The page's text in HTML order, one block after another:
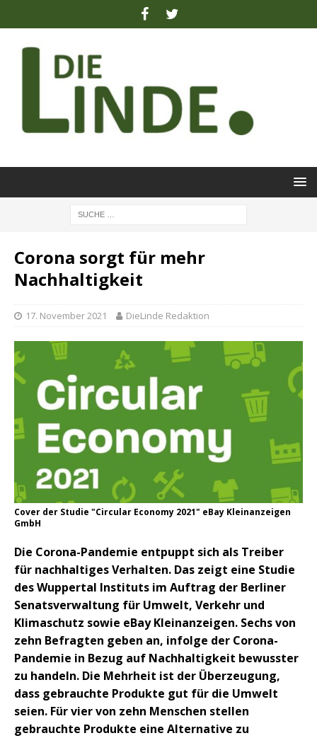
Corona sorgt für mehr
Nachhaltigkeit
17. November 2021 DieLinde Redaktion
Cover der Studie "Circular Economy 2021" eBay Kleinanzeigen
GmbH
Die Corona-Pandemie entpuppt sich als Treiber
für nachhaltiges Verhalten. Das zeigt eine Studie
des Wuppertal Instituts im Auftrag der Berliner
Senatsverwaltung für Umwelt, Verkehr und
Klimaschutz sowie eBay Kleinanzeigen. Sechs von
zehn Befragten geben an, infolge der Corona-
Pandemie in Bezug auf Nachhaltigkeit bewusster
zu handeln. Die Mehrheit ist der Überzeugung,
dass gebrauchte Produkte gut für die Umwelt
seien. Für vier von zehn Menschen stellen
gebrauchte Produkte eine Alternative zu